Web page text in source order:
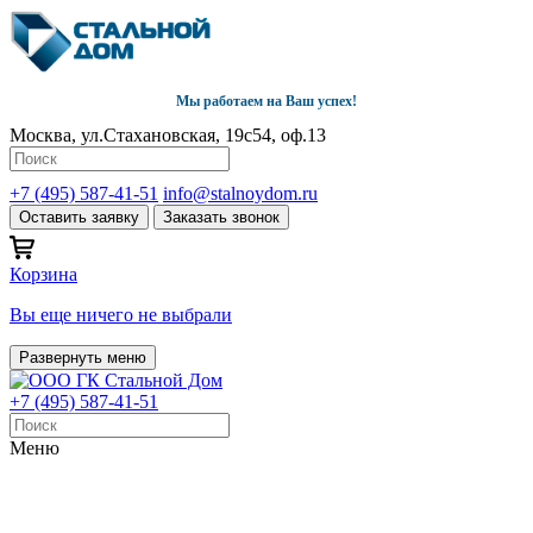
Мы работаем на Ваш успех!
Москва, ул.Стахановская, 19с54, оф.13
+7 (495) 587-41-51 info@stalnoydom.ru
Оставить заявку Заказать звонок
Корзина
Вы еще ничего не выбрали
Развернуть меню
+7 (495) 587-41-51
Меню